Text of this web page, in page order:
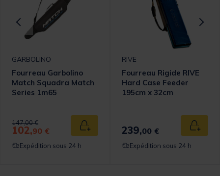
panier
GARBOLINO
Fourreau Garbolino
Match Squadra Match
Series 1m65
Price reduced from
147,00 €to
102,90 € Ajouter au panier
Expédition sous 24 h
RIVE
Fourreau Rigide RIVE
Hard Case Feeder
195cm x 32cm
239,00 €
Expédition sous 24 h